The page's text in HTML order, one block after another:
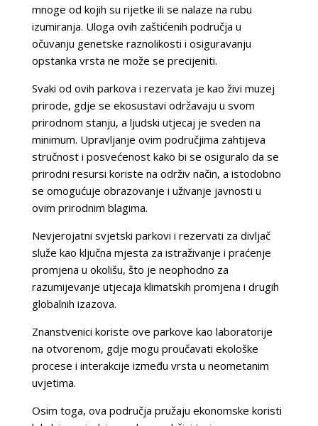
mnoge od kojih su rijetke ili se nalaze na rubu
izumiranja. Uloga ovih zaštićenih područja u
očuvanju genetske raznolikosti i osiguravanju
opstanka vrsta ne može se precijeniti.
Svaki od ovih parkova i rezervata je kao živi muzej
prirode, gdje se ekosustavi održavaju u svom
prirodnom stanju, a ljudski utjecaj je sveden na
minimum. Upravljanje ovim područjima zahtijeva
stručnost i posvećenost kako bi se osiguralo da se
prirodni resursi koriste na održiv način, a istodobno
se omogućuje obrazovanje i uživanje javnosti u
ovim prirodnim blagima.
Nevjerojatni svjetski parkovi i rezervati za divljač
služe kao ključna mjesta za istraživanje i praćenje
promjena u okolišu, što je neophodno za
razumijevanje utjecaja klimatskih promjena i drugih
globalnih izazova.
Znanstvenici koriste ove parkove kao laboratorije
na otvorenom, gdje mogu proučavati ekološke
procese i interakcije između vrsta u neometanim
uvjetima.
Osim toga, ova područja pružaju ekonomske koristi